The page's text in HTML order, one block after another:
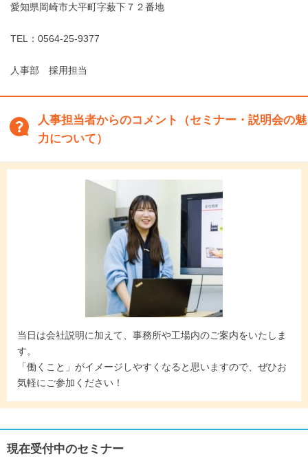
愛知県岡崎市大平町字薮下７２番地
TEL：0564-25-9377
人事部 採用担当
人事担当者からのコメント（セミナー・説明会の魅
力について）
当日は会社説明に加えて、事務所や工場内のご案内をいたしま
す。
「働くこと」がイメージしやすくなると思いますので、ぜひお
気軽にご参加ください！
現在受付中のセミナー